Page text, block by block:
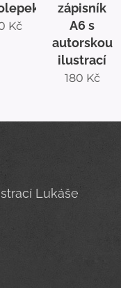
Kč
zápisník
A6 s
autorskou
ilustrací
180 Kč
Lukáše